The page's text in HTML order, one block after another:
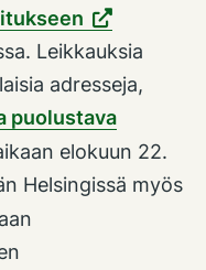
Leikkauksia
adresseja,
puolustava
elokuun 22.
Helsingissä myös